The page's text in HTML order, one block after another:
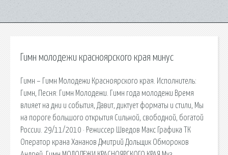
Гимн молодежи красноярского края минус
Гимн – Гимн Молодежи Красноярского края. Исполнитель:
Гимн, Песня: Гимн Молодежи. Гимн года молодежи Время
влияет на дни и события, Давит, диктует форматы и стили, Мы
на пороге большого открытия Сильной, свободной, богатой
России. 29/11/2010 · Режиссер Шведов Макс Графика ТК
Оператор крана Хананов Дмитрий Дольщик Обмороков